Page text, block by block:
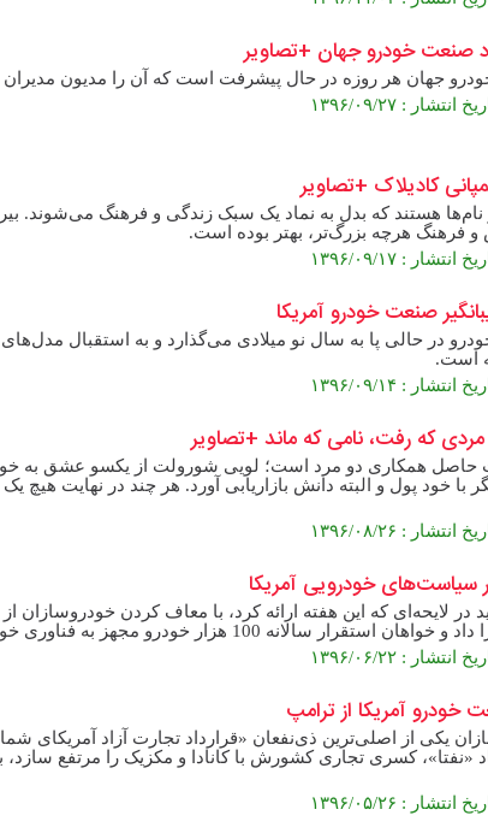
صنعت خودرو جهان +تصاویر
جهان هر روزه در حال پیشرفت است که آن را مدیون
کادیلاک +تصاویر
نام‌ها هستند که بدل به نماد یک سبک زندگی و فرهنگ می‌شوند.
فرهنگ هرچه بزرگ‌تر، بهتر بوده است.
صنعت خودرو آمریکا
است.
که رفت، نامی که ماند +تصاویر
حاصل همکاری دو مرد است؛ لویی شورولت از یکسو عشق به
با خود پول و البته دانش بازاریابی آورد. هر چند در نهایت هیچ
سیاست‌های خودرویی آمریکا
در لایحه‌ای که این هفته ارائه کرد، با معاف کردن خودروسازان
سالانه 100 هزار خودرو مجهز به فناوری خودران شد.
آمریکا از ترامپ
یکی از اصلی‌ترین ذی‌نفعان «قرارداد تجارت آزاد آمریکای
«نفتا»، کسری تجاری کشورش با کانادا و مکزیک را مرتفع